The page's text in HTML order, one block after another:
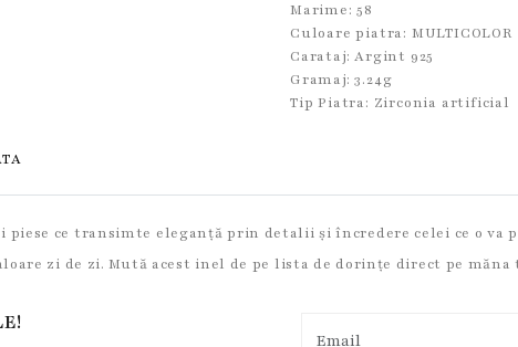
Marime: 58
Culoare piatra: MULTICOLOR
Carataj: Argint 925
Gramaj: 3.24g
Tip Piatra: Zirconia artificial
ce transimte eleganță prin detalii și încredere celei ce o va
zi de zi. Mută acest inel de pe lista de dorințe direct pe măna